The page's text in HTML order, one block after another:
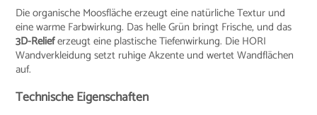
Die organische Moosfläche erzeugt eine natürliche Textur und
eine warme Farbwirkung. Das helle Grün bringt Frische, und das
3D-Relieferzeugt eine plastische Tiefenwirkung. Die HORI
Wandverkleidung setzt ruhige Akzente und wertet Wandflächen
auf.
Technische Eigenschaften